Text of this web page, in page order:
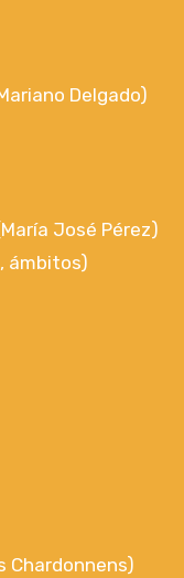
Delgado)
José Pérez)
ámbitos)
Chardonnens)